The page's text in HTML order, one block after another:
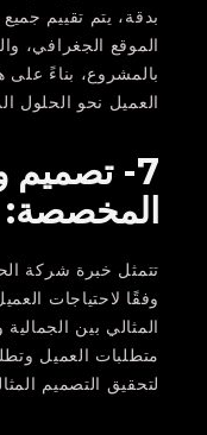
بدقة، يتم تقييم
الموقع الجغرافي،
بالمشروع، بناءً على
العميل نحو الحلول
7- تصميم
المخصصة:
تتمثل خبرة شركة
وفقًا لاحتياجات
المثالي بين
متطلبات العميل
لتحقيق التصميم